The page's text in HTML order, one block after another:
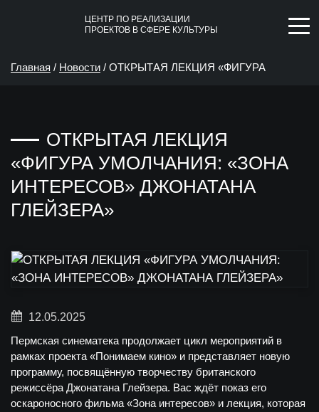
ЦЕНТР ПО РЕАЛИЗАЦИИ
ПРОЕКТОВ В СФЕРЕ КУЛЬТУРЫ
Главная / Новости / ОТКРЫТАЯ ЛЕКЦИЯ «ФИГУРА
ГЛЕЙЗЕРА»ОТКРЫТАЯ ЛЕКЦИЯ
«ФИГУРА УМОЛЧАНИЯ: «ЗОНА
ИНТЕРЕСОВ» ДЖОНАТАНА
ГЛЕЙЗЕРА»
12.05.2025
Пермская синематека продолжает цикл мероприятий в
рамках проекта «Понимаем кино» и представляет новую
программу, посвящённую творчеству британского
режиссёра Джонатана Глейзера. Вас ждёт показ его
оскароносного фильма «Зона интересов» и лекция, которая